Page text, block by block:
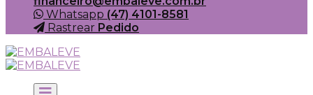
Whatsapp (47) 4101-8581
Rastrear Pedido